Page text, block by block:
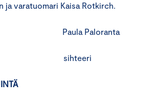
ja varatuomari Kaisa Rotkirch.
Paula Paloranta
sihteeri